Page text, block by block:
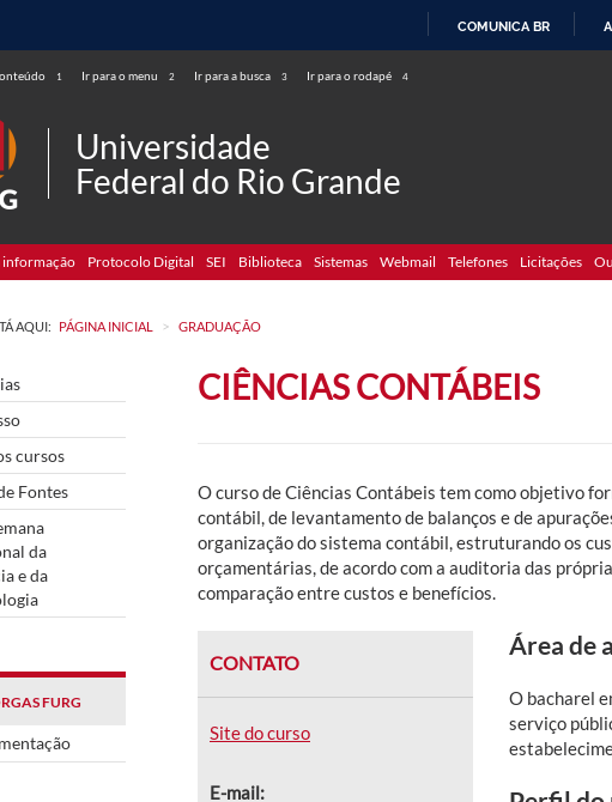
COMUNICA BR
1 Ir para o menu 2 Ir para a busca 3 Ir para o rodapé 4
Universidade
Federal do Rio Grande
informação Protocolo Digital SEI Biblioteca Sistemas Webmail Telefones Licitações
AQUI: PÁGINA INICIAL > GRADUAÇÃO
cursos
Fontes
da
e da
FURG
CIÊNCIAS CONTÁBEIS
O curso de Ciências Contábeis tem como objetivo
contábil, de levantamento de balanços e de
organização do sistema contábil, estruturando os
orçamentárias, de acordo com a auditoria das
comparação entre custos e benefícios.
CONTATO
Site do curso
E-mail:
Área de
O bacharel
serviço